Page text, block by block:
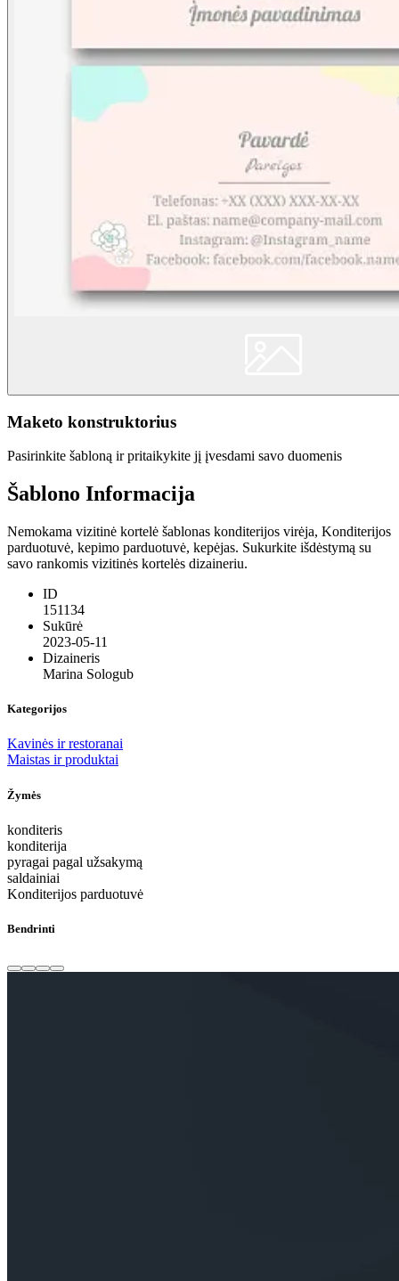
Maketo konstruktorius
Pasirinkite šabloną ir pritaikykite jį įvesdami savo duomenis
Šablono Informacija
Nemokama vizitinė kortelė šablonas konditerijos virėja, Konditerijos
parduotuvė, kepimo parduotuvė, kepėjas. Sukurkite išdėstymą su
savo rankomis vizitinės kortelės dizaineriu.
ID
151134
Sukūrė
2023-05-11
Dizaineris
Marina Sologub
Kategorijos
Kavinės ir restoranai
Maistas ir produktai
Žymės
konditeris
konditerija
pyragai pagal užsakymą
saldainiai
Konditerijos parduotuvė
Bendrinti